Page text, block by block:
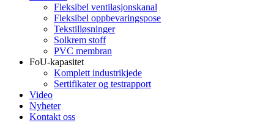
Fleksibel ventilasjonskanal
Fleksibel oppbevaringspose
Tekstilløsninger
Solkrem stoff
PVC membran
FoU-kapasitet
Komplett industrikjede
Sertifikater og testrapport
Video
Nyheter
Kontakt oss